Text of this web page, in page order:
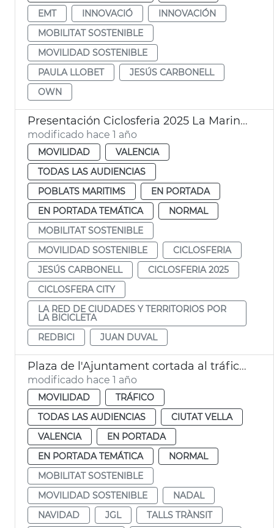
EMT
INNOVACIÓ
INNOVACIÓN
MOBILITAT SOSTENIBLE
MOVILIDAD SOSTENIBLE
PAULA LLOBET
JESÚS CARBONELL
OWN
Presentación Ciclosferia 2025 La Marina Ayuntamiento València
modificado hace 1 año
MOVILIDAD
VALENCIA
TODAS LAS AUDIENCIAS
POBLATS MARITIMS
EN PORTADA
EN PORTADA TEMÁTICA
NORMAL
MOBILITAT SOSTENIBLE
MOVILIDAD SOSTENIBLE
CICLOSFERIA
JESÚS CARBONELL
CICLOSFERIA 2025
CICLOSFERA CITY
LA RED DE CIUDADES Y TERRITORIOS POR
LA BICICLETA
REDBICI
JUAN DUVAL
Plaza de l'Ajuntament cortada al tráfico por Navidad
modificado hace 1 año
MOVILIDAD
TRÁFICO
TODAS LAS AUDIENCIAS
CIUTAT VELLA
VALENCIA
EN PORTADA
EN PORTADA TEMÁTICA
NORMAL
MOBILITAT SOSTENIBLE
MOVILIDAD SOSTENIBLE
NADAL
NAVIDAD
JGL
TALLS TRÀNSIT